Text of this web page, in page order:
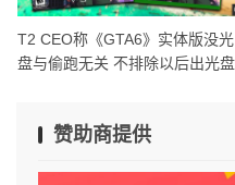
T2 CEO称《GTA6》实体版没光
盘与偷跑无关 不排除以后出光盘
赞助商提供